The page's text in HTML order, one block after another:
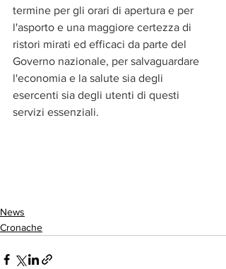
termine per gli orari di apertura e per
l'asporto e una maggiore certezza di
ristori mirati ed efficaci da parte del
Governo nazionale, per salvaguardare
l'economia e la salute sia degli
esercenti sia degli utenti di questi
servizi essenziali.
News
Cronache